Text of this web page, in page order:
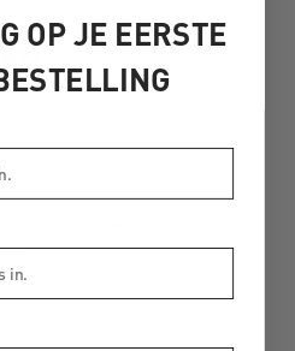
met een diameter van 22,2
OP JE EERSTE